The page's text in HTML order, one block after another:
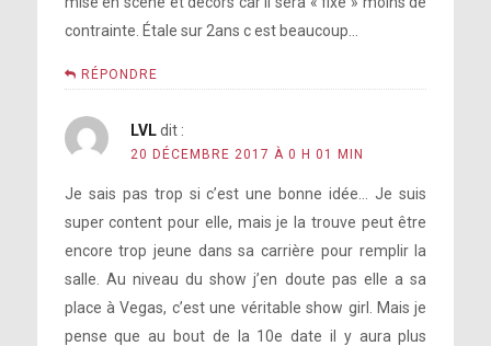
contrainte. Étale sur 2ans c est beaucoup…
RÉPONDRE
LVL dit :
20 DÉCEMBRE 2017 À 0 H 01 MIN
Je sais pas trop si c’est une bonne idée… Je suis
super content pour elle, mais je la trouve peut être
encore trop jeune dans sa carrière pour remplir la
salle. Au niveau du show j’en doute pas elle a sa
place à Vegas, c’est une véritable show girl. Mais je
pense que au bout de la 10e date il y aura plus